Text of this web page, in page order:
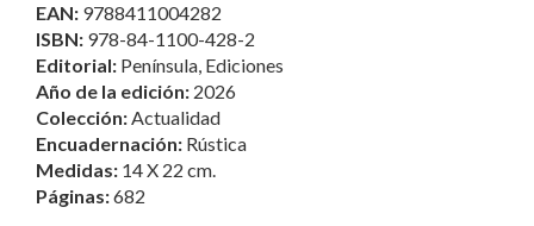
EAN: 9788411004282
ISBN: 978-84-1100-428-2
Editorial: Península, Ediciones
Año de la edición: 2026
Colección:Actualidad
Encuadernación: Rústica
Medidas: 14 X 22 cm.
Páginas:682